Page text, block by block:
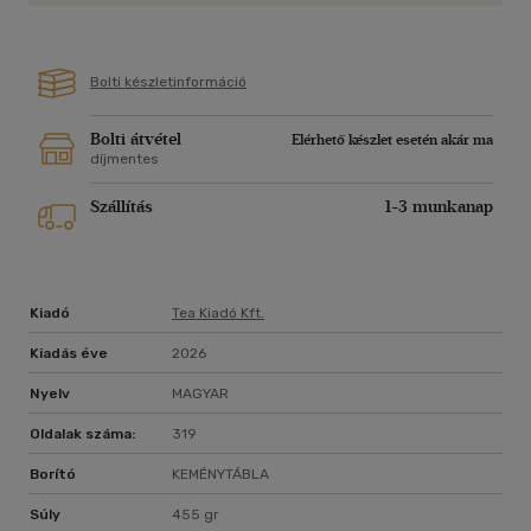
Bolti készletinformáció
Bolti átvétel
Elérhető készlet esetén akár ma
díjmentes
Szállítás 1-3 munkanap
Kiadó Tea Kiadó Kft.
Kiadás éve 2026
Nyelv MAGYAR
Oldalak száma: 319
Borító KEMÉNYTÁBLA
Súly 455 gr